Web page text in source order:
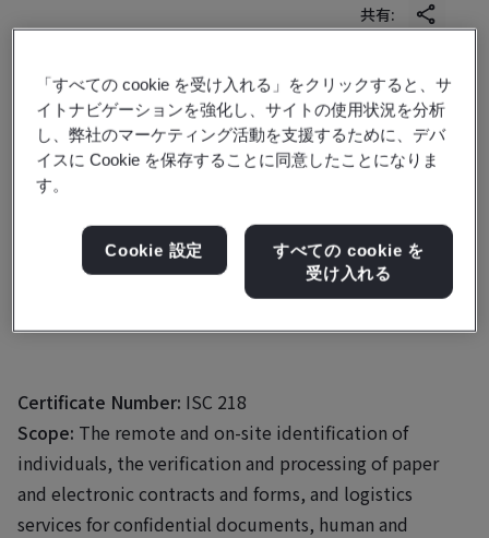
共有:
ISO/IEC 27001:2022
AMP Holding B.V.
Pakketboot 57
3991 CH Houten
Certificate Number: ISC 218
Scope: The remote and on-site identification of
individuals, the verification and processing of paper
and electronic contracts and forms, and logistics
services for confidential documents, human and
「すべての cookie を受け入れる」をクリックすると、サ
イトナビゲーションを強化し、サイトの使用状況を分析
し、弊社のマーケティング活動を支援するために、デバ
イスに Cookie を保存することに同意したことになりま
す。
Cookie 設定
すべての cookie を
受け入れる